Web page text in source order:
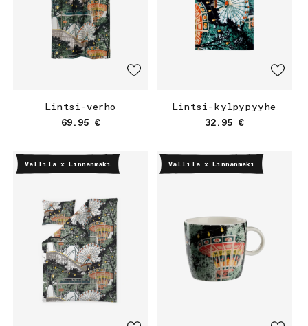
Lintsi-verho
Normaalihinta
69.95 €
Lintsi-kylpypyyhe
Normaalihinta
32.95 €
Vallila x Linnanmäki Vallila x Linnanmäki